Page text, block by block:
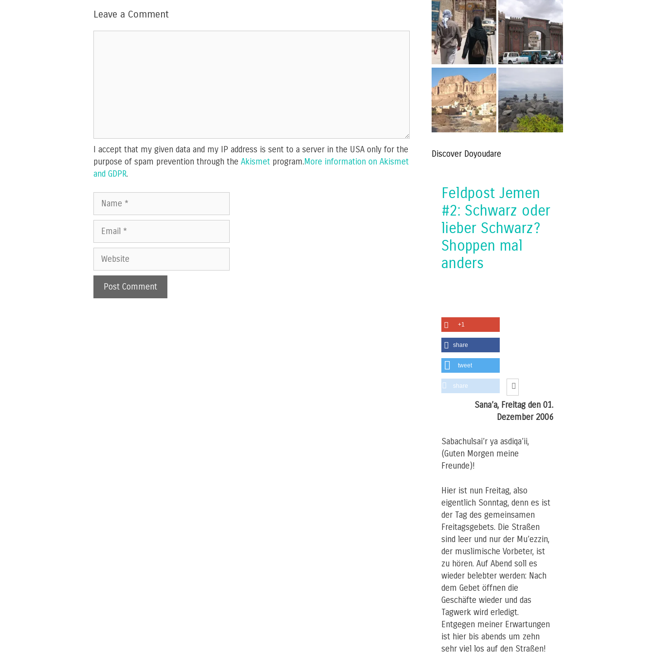
Leave a Comment
I accept that my given data and my IP address is sent to a server in the USA only for the
purpose of spam prevention through the Akismet program.More information on Akismet
and GDPR.
Name
Email
Website
Discover Doyoudare
Feldpost Jemen
#2: Schwarz oder
lieber Schwarz?
Shoppen mal
anders
+1
share
tweet
share
Sana’a, Freitag den 01.
Dezember 2006
Sabachulsai’r ya asdiqa’ii,
(Guten Morgen meine
Freunde)!
Hier ist nun Freitag, also
eigentlich Sonntag, denn es ist
der Tag des gemeinsamen
Freitagsgebets. Die Straßen
sind leer und nur der Mu’ezzin,
der muslimische Vorbeter, ist
zu hören. Auf Abend soll es
wieder belebter werden: Nach
dem Gebet öffnen die
Geschäfte wieder und das
Tagwerk wird erledigt.
Entgegen meiner Erwartungen
ist hier bis abends um zehn
sehr viel los auf den Straßen!